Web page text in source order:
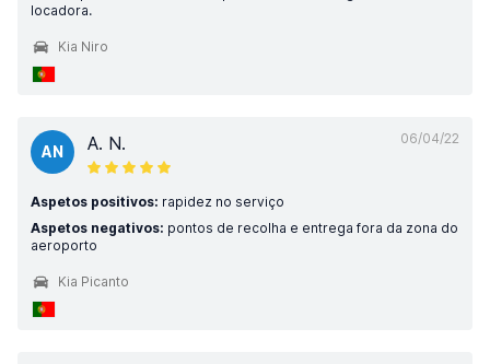
locadora.
Kia Niro
06/04/22
AN A. N.
Aspetos positivos: rapidez no serviço
Aspetos negativos: pontos de recolha e entrega fora da zona do
aeroporto
Kia Picanto